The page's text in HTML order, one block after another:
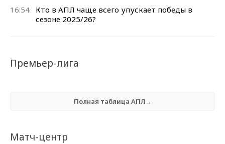
16:54
Кто в АПЛ чаще всего упускает победы в
сезоне 2025/26?
Премьер-лига
Полная таблица АПЛ→
Матч-центр